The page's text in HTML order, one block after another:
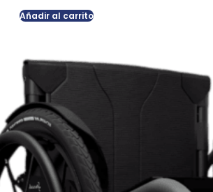
Añadir al carrito